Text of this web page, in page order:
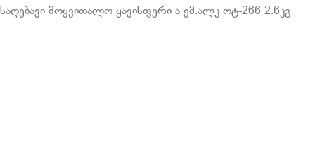
საღებავი მოყვითალო ყავისფერი ა ემ.ალკ ოტ-266 2.6კგ